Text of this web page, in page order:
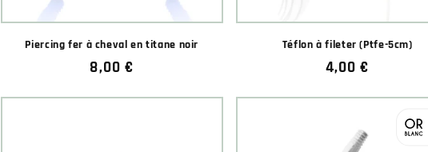
Piercing fer à cheval en titane noir
Prix
8,00 €
Téflon à fileter (Ptfe-5cm)
Prix
4,00 €